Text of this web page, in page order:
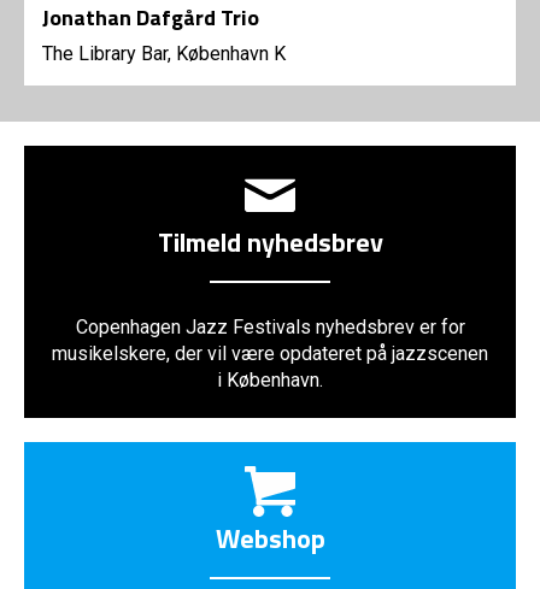
Jonathan Dafgård Trio
The Library Bar, København K
Tilmeld nyhedsbrev
Copenhagen Jazz Festivals nyhedsbrev er for
musikelskere, der vil være opdateret på jazzscenen
i København.
Webshop